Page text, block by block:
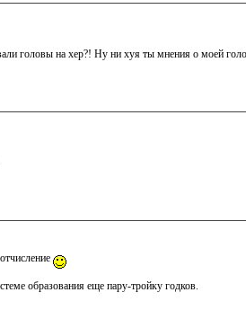
головы на хер?! Ну ни хуя ты мнения о моей
образования еще пару-тройку годков.